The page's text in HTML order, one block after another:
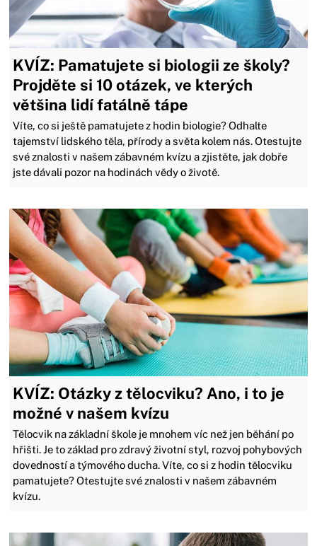
KVÍZ: Pamatujete si biologii ze školy?
Projděte si 10 otázek, ve kterých
většina lidí fatálně tápe
Víte, co si ještě pamatujete z hodin biologie? Odhalte
tajemství lidského těla, přírody a světa kolem nás. Otestujte
své znalosti v našem zábavném kvízu a zjistěte, jak dobře
jste dávali pozor na hodinách vědy o životě.
KVÍZ: Otázky z tělocviku? Ano, i to je
možné v našem kvízu
Tělocvik na základní škole je mnohem víc než jen běhání po
hřišti. Je to základ pro zdravý životní styl, rozvoj pohybových
dovedností a týmového ducha. Víte, co si z hodin tělocviku
pamatujete? Otestujte své znalosti v našem zábavném
kvízu.